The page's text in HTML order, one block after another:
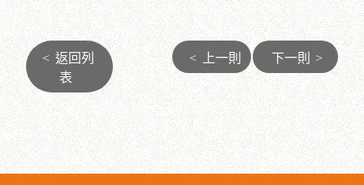
< 返回列
表
< 上一則 下一則 >